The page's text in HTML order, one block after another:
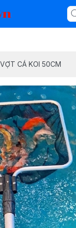
VỢT CÁ KOI 50CM